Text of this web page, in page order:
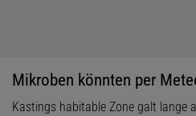
Mikroben könnten per
Kastings habitable Zone galt lange